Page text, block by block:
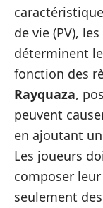
de vie (PV),
déterminent
fonction des
Rayquaza,
peuvent
en ajoutant
Les joueurs
composer
seulement